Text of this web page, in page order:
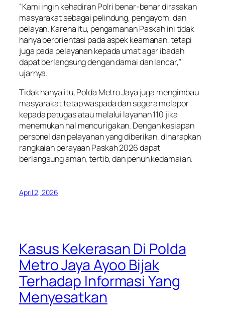
“Kami ingin kehadiran Polri benar-benar dirasakan
masyarakat sebagai pelindung, pengayom, dan
pelayan. Karena itu, pengamanan Paskah ini tidak
hanya berorientasi pada aspek keamanan, tetapi
juga pada pelayanan kepada umat agar ibadah
dapat berlangsung dengan damai dan lancar,”
ujarnya.
Tidak hanya itu, Polda Metro Jaya juga mengimbau
masyarakat tetap waspada dan segera melapor
kepada petugas atau melalui layanan 110 jika
menemukan hal mencurigakan. Dengan kesiapan
personel dan pelayanan yang diberikan, diharapkan
rangkaian perayaan Paskah 2026 dapat
berlangsung aman, tertib, dan penuh kedamaian.
April 2, 2026
Kasus Kekerasan Di Polda
Metro Jaya Ayoo Bijak
Terhadap Informasi Yang
Menyesatkan